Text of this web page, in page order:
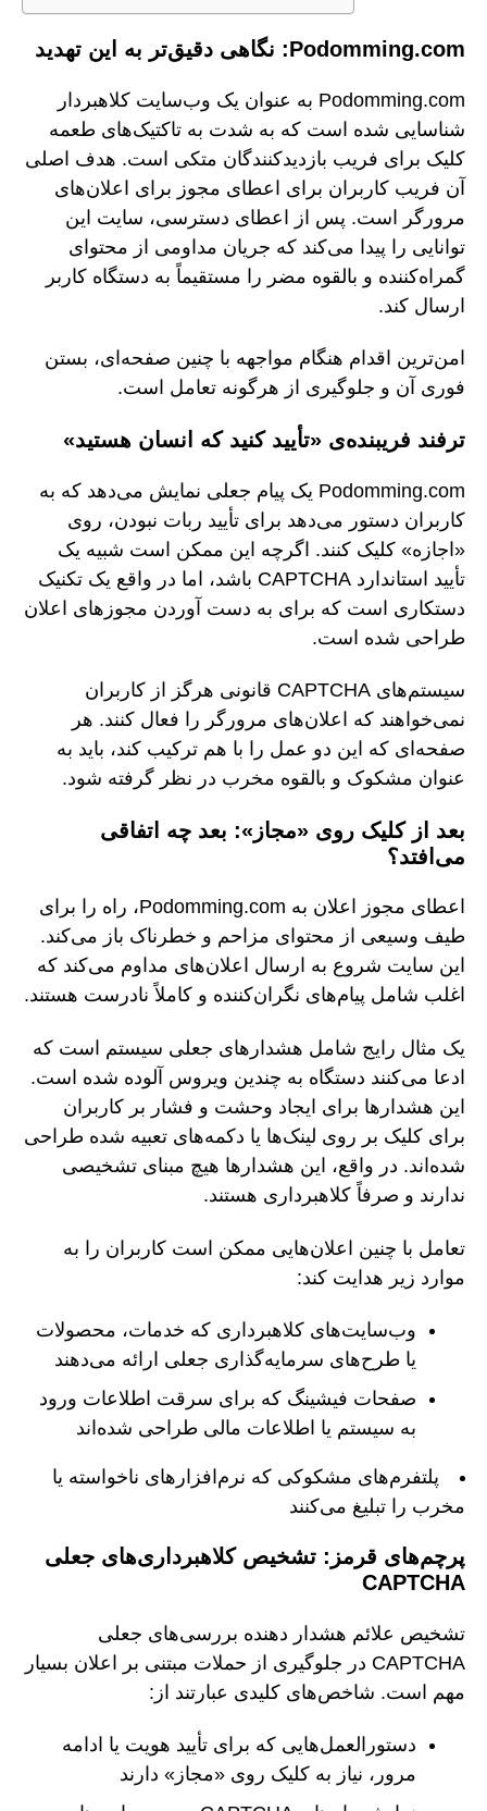
Podomming.com: نگاهی دقیق‌تر به این تهدید
Podomming.com به عنوان یک وب‌سایت کلاهبردار
شناسایی شده است که به شدت به تاکتیک‌های طعمه
کلیک برای فریب بازدیدکنندگان متکی است. هدف اصلی
آن فریب کاربران برای اعطای مجوز برای اعلان‌های
مرورگر است. پس از اعطای دسترسی، سایت این
توانایی را پیدا می‌کند که جریان مداومی از محتوای
گمراه‌کننده و بالقوه مضر را مستقیماً به دستگاه کاربر
ارسال کند.
امن‌ترین اقدام هنگام مواجهه با چنین صفحه‌ای، بستن
فوری آن و جلوگیری از هرگونه تعامل است.
ترفند فریبنده‌ی «تأیید کنید که انسان هستید»
Podomming.com یک پیام جعلی نمایش می‌دهد که به
کاربران دستور می‌دهد برای تأیید ربات نبودن، روی
«اجازه» کلیک کنند. اگرچه این ممکن است شبیه یک
تأیید استاندارد CAPTCHA باشد، اما در واقع یک تکنیک
دستکاری است که برای به دست آوردن مجوزهای اعلان
طراحی شده است.
سیستم‌های CAPTCHA قانونی هرگز از کاربران
نمی‌خواهند که اعلان‌های مرورگر را فعال کنند. هر
صفحه‌ای که این دو عمل را با هم ترکیب کند، باید به
عنوان مشکوک و بالقوه مخرب در نظر گرفته شود.
بعد از کلیک روی «مجاز»: بعد چه اتفاقی
می‌افتد؟
اعطای مجوز اعلان به Podomming.com، راه را برای
طیف وسیعی از محتوای مزاحم و خطرناک باز می‌کند.
این سایت شروع به ارسال اعلان‌های مداوم می‌کند که
اغلب شامل پیام‌های نگران‌کننده و کاملاً نادرست هستند.
یک مثال رایج شامل هشدارهای جعلی سیستم است که
ادعا می‌کنند دستگاه به چندین ویروس آلوده شده است.
این هشدارها برای ایجاد وحشت و فشار بر کاربران
برای کلیک بر روی لینک‌ها یا دکمه‌های تعبیه شده طراحی
شده‌اند. در واقع، این هشدارها هیچ مبنای تشخیصی
ندارند و صرفاً کلاهبرداری هستند.
تعامل با چنین اعلان‌هایی ممکن است کاربران را به
موارد زیر هدایت کند:
وب‌سایت‌های کلاهبرداری که خدمات، محصولات
یا طرح‌های سرمایه‌گذاری جعلی ارائه می‌دهند
صفحات فیشینگ که برای سرقت اطلاعات ورود
به سیستم یا اطلاعات مالی طراحی شده‌اند
پلتفرم‌های مشکوکی که نرم‌افزارهای ناخواسته یا
مخرب را تبلیغ می‌کنند
پرچم‌های قرمز: تشخیص کلاهبرداری‌های جعلی
CAPTCHA
تشخیص علائم هشدار دهنده بررسی‌های جعلی
CAPTCHA در جلوگیری از حملات مبتنی بر اعلان بسیار
مهم است. شاخص‌های کلیدی عبارتند از:
دستورالعمل‌هایی که برای تأیید هویت یا ادامه
مرور، نیاز به کلیک روی «مجاز» دارند